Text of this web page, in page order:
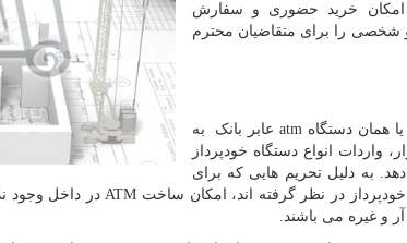
خرید حضوری و سفارش
و شخصی را برای متقاضیان محترم
همان دستگاه atmعابر بانک به
واردات انواع دستگاه خودپرداز
به دلیل تحریم هایی که برای
در نظر گرفته اند، امکان ساخت ATMدر داخل وجود
و غیره می باشند.